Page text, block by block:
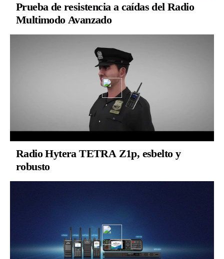
Prueba de resistencia a caídas del Radio
Multimodo Avanzado
Radio Hytera TETRA Z1p, esbelto y
robusto